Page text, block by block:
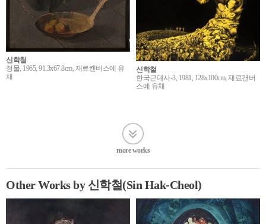
신학철
정물, 1965, 91.3x67.8cm, 재료캔버스에 유
채
신학철
한국근대사-3, 1981, 128x100cm, 재료캔버
스에 유채
more works
Other Works by 신학철(Sin Hak-Cheol)